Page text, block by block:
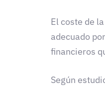
El coste de
adecuado
financieros
Según